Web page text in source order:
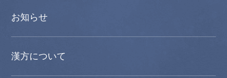
お知らせ
漢方について